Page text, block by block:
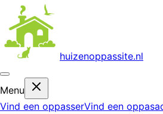
huizenoppassite.nl
Menu
Vind een oppasserVind een